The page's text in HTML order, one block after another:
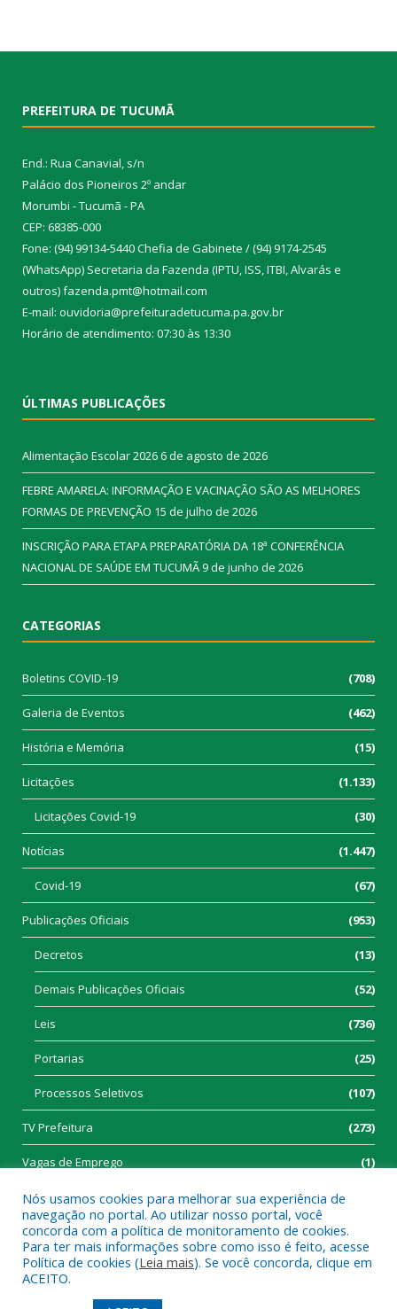
PREFEITURA DE TUCUMÃ
End.: Rua Canavial, s/n
Palácio dos Pioneiros 2º andar
Morumbi - Tucumã - PA
CEP: 68385-000
Fone: (94) 99134-5440 Chefia de Gabinete / (94) 9174-2545
(WhatsApp) Secretaria da Fazenda (IPTU, ISS, ITBI, Alvarás e
outros) fazenda.pmt@hotmail.com
E-mail: ouvidoria@prefeituradetucuma.pa.gov.br
Horário de atendimento: 07:30 às 13:30
ÚLTIMAS PUBLICAÇÕES
Alimentação Escolar 20266 de agosto de 2026
FEBRE AMARELA: INFORMAÇÃO E VACINAÇÃO SÃO AS MELHORES
FORMAS DE PREVENÇÃO 15 de julho de 2026
INSCRIÇÃO PARA ETAPA PREPARATÓRIA DA 18ª CONFERÊNCIA
NACIONAL DE SAÚDE EM TUCUMÃ9 de junho de 2026
CATEGORIAS
Boletins COVID-19 (708)
Galeria de Eventos (462)
História e Memória (15)
Licitações (1.133)
Licitações Covid-19 (30)
Notícias (1.447)
Covid-19 (67)
Publicações Oficiais (953)
Decretos (13)
Demais Publicações Oficiais (52)
Leis (736)
Portarias (25)
Processos Seletivos (107)
TV Prefeitura (273)
Vagas de Emprego (1)
Todos os direitos reservados a Prefeitura Municipal de Tucumã.
Nós usamos cookies para melhorar sua experiência de
navegação no portal. Ao utilizar nosso portal, você
concorda com a política de monitoramento de cookies.
Para ter mais informações sobre como isso é feito, acesse
Política de cookies (Leia mais). Se você concorda, clique em
ACEITO.